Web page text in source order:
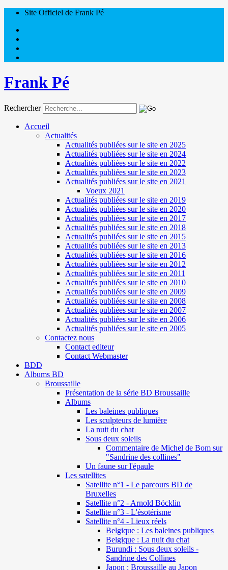
Site Officiel de Frank Pé
Frank Pé
Rechercher
Accueil
Actualités
Actualités publiées sur le site en 2025
Actualités publiées sur le site en 2024
Actualités publiées sur le site en 2022
Actualités publiées sur le site en 2023
Actualités publiées sur le site en 2021
Voeux 2021
Actualités publiées sur le site en 2019
Actualités publiées sur le site en 2020
Actualités publiées sur le site en 2017
Actualités publiées sur le site en 2018
Actualités publiées sur le site en 2015
Actualités publiées sur le site en 2013
Actualités publiées sur le site en 2016
Actualités publiées sur le site en 2012
Actualités publiées sur le site en 2011
Actualités publiées sur le site en 2010
Actualités publiées sur le site en 2009
Actualités publiées sur le site en 2008
Actualités publiées sur le site en 2007
Actualités publiées sur le site en 2006
Actualités publiées sur le site en 2005
Contactez nous
Contact editeur
Contact Webmaster
BDD
Albums BD
Broussaille
Présentation de la série BD Broussaille
Albums
Les baleines publiques
Les sculpteurs de lumière
La nuit du chat
Sous deux soleils
Commentaire de Michel de Bom sur
"Sandrine des collines"
Un faune sur l'épaule
Les satellites
Satellite n°1 - Le parcours BD de
Bruxelles
Satellite n°2 - Arnold Böcklin
Satellite n°3 - L'ésotérisme
Satellite n°4 - Lieux réels
Belgique : Les baleines publiques
Belgique : La nuit du chat
Burundi : Sous deux soleils -
Sandrine des Collines
Japon : Broussaille au Japon